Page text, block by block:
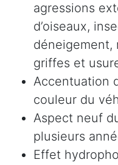
agressions
d’oiseaux,
déneigement,
griffes et
Accentuation
couleur du
Aspect neuf
plusieurs
Effet